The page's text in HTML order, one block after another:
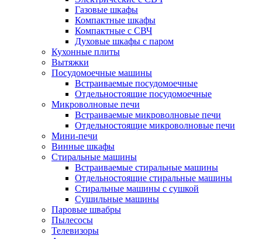
Газовые шкафы
Компактные шкафы
Компактные с СВЧ
Духовые шкафы с паром
Кухонные плиты
Вытяжки
Посудомоечные машины
Встраиваемые посудомоечные
Отдельностоящие посудомоечные
Микроволновые печи
Встраиваемые микроволновые печи
Отдельностоящие микроволновые печи
Мини-печи
Винные шкафы
Стиральные машины
Встраиваемые стиральные машины
Отдельностоящие стиральные машины
Стиральные машины с сушкой
Сушильные машины
Паровые швабры
Пылесосы
Телевизоры